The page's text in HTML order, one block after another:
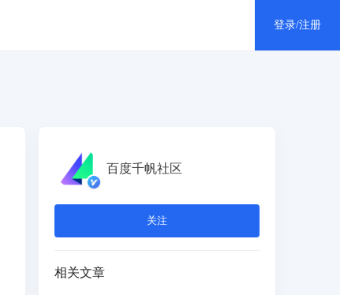
登录/注册
百度千帆社区
关注
相关文章